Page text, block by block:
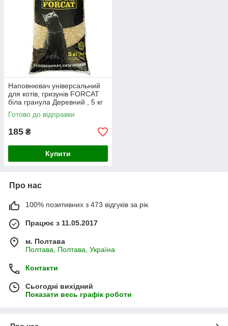
Наповнювач універсальний
для котів, гризунів FORCAT
біла гранула Деревний , 5 кг
Готово до відправки
185 ₴
Купити
Про нас
100% позитивних з 473 відгуків за рік
Працює з 11.05.2017
м. Полтава
Полтава, Полтава, Україна
Контакти
Сьогодні вихідний
Показати весь графік роботи